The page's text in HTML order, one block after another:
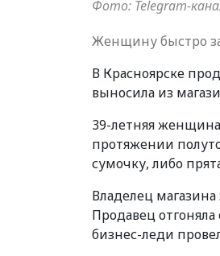
Фото: Telegram-
Женщину быстро
В Красноярске
выносила из
39-летняя
протяжении
сумочку, либо
Владелец
Продавец
бизнес-леди